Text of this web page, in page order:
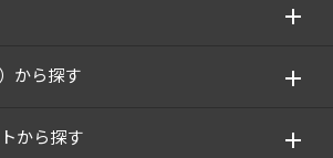
から探す
から探す